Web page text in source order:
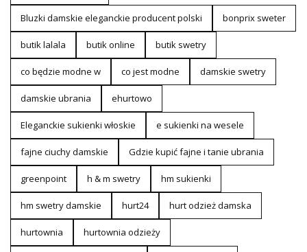
Bluzki damskie eleganckie producent polski bonprix sweter
butik lalala butik online butik swetry
co będzie modne w co jest modne damskie swetry
damskie ubrania ehurtowo
Eleganckie sukienki włoskie e sukienki na wesele
fajne ciuchy damskie Gdzie kupić fajne i tanie ubrania
greenpoint h & m swetry hm sukienki
hm swetry damskie hurt24 hurt odzież damska
hurtownia hurtownia odzieży